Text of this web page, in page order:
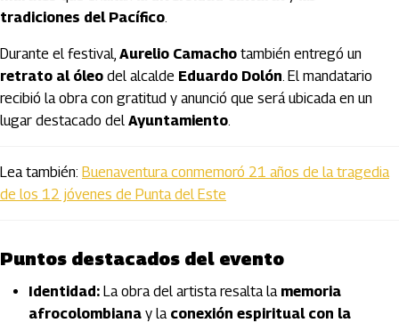
tradiciones del Pacífico.
Durante el festival, Aurelio Camacho también entregó un
retrato al óleo del alcalde Eduardo Dolón. El mandatario
recibió la obra con gratitud y anunció que será ubicada en un
lugar destacado del Ayuntamiento.
Lea también: Buenaventura conmemoró 21 años de la tragedia
de los 12 jóvenes de Punta del Este
Puntos destacados del evento
Identidad: La obra del artista resalta la memoria
afrocolombiana y la conexión espiritual con la